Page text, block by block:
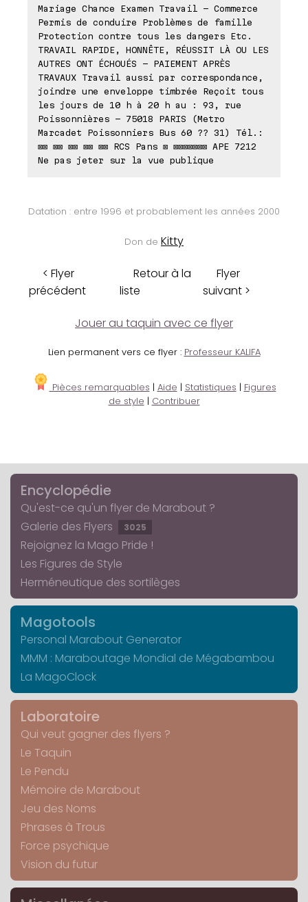
Mariage Chance Examen Travail - Commerce
Permis de conduire Problèmes de famille
Protection contre tous les dangers Etc.
TRAVAIL RAPIDE, HONNÊTE, RÉUSSIT LÀ OU LES
AUTRES ONT ÉCHOUÉS - PAIEMENT APRÈS
TRAVAUX Travail aussi par correspondance,
joindre une enveloppe timbrée Reçoit tous
les jours de 10 h à 20 h au : 93, rue
Poissonnières - 75018 PARIS (Metro
Marcadet Poissonniers Bus 60 ?? 31) Tél.:
⊠⊠ ⊠⊠ ⊠⊠ ⊠⊠ ⊠⊠ RCS Pans ⊠ ⊠⊠⊠⊠⊠⊠⊠ APE 7212
Ne pas jeter sur la vue publique
Datation : entre 1996 et probablement les années 2000
Don de Kitty
< Flyer
précédent
Retour à la
liste
Flyer
suivant >
Jouer au taquin avec ce flyer
Lien permanent vers ce flyer : Professeur KALIFA
Pièces remarquables | Aide | Statistiques | Figures
de style | Contribuer
Encyclopédie
Qu'est-ce qu'un flyer de Marabout ?
Galerie des Flyers
3025
Rejoignez la Mago Pride !
Les Figures de Style
Herméneutique des sortilèges
Magotools
Personal Marabout Generator
MMM : Maraboutage Mondial de Mégabambou
La MagoClock
Laboratoire
Qui veut gagner des flyers ?
Le Taquin
Le Pendu
Mémoire de Marabout
Jeu des Noms
Phrases à Trous
Force psychique
Vision du futur